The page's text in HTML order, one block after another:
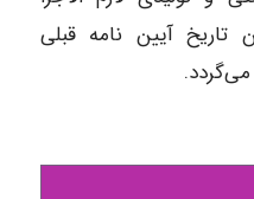
آیین نامه قبلی